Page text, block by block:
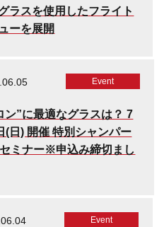
ラスを使用したフライト
ーを展開
Event
ン”に最適なグラスは？ 7
(日) 開催 特別シャンパー
ミナー※申込み締切まし
Event